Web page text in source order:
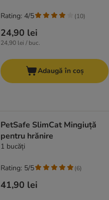
24,90 lei
24,90 lei / buc.
Rating: 4/5 (10)
Adaugă în coș
PetSafe SlimCat Mingiuță
pentru hrănire
1 bucăți
41,90 lei
Rating: 5/5 (6)